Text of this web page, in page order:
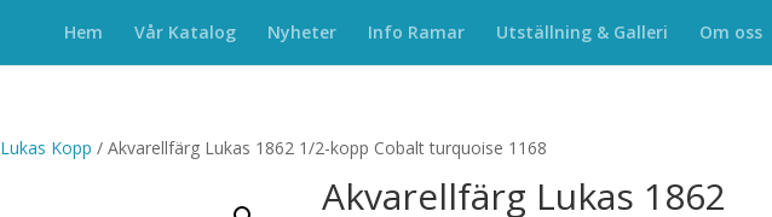
Hem Vår Katalog Nyheter Info Ramar Utställning & Galleri Om oss
Lukas Kopp / Akvarellfärg Lukas 1862 1/2-kopp Cobalt turquoise 1168
Akvarellfärg Lukas 1862